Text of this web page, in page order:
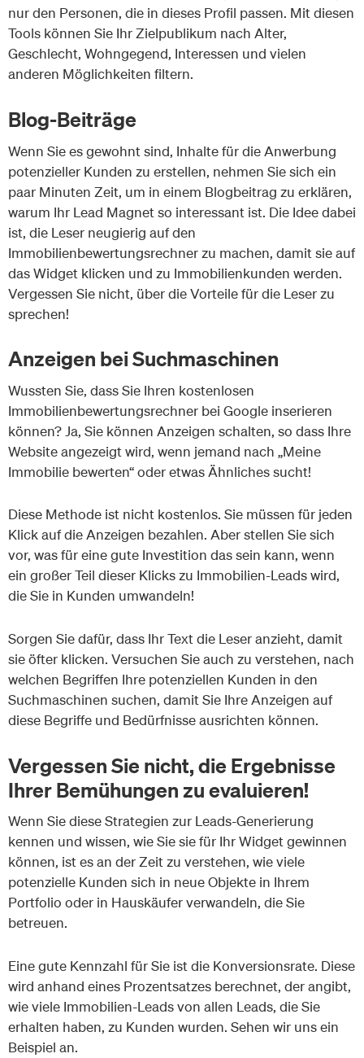
nur den Personen, die in dieses Profil passen. Mit diesen
Tools können Sie Ihr Zielpublikum nach Alter,
Geschlecht, Wohngegend, Interessen und vielen
anderen Möglichkeiten filtern.
Blog-Beiträge
Wenn Sie es gewohnt sind, Inhalte für die Anwerbung
potenzieller Kunden zu erstellen, nehmen Sie sich ein
paar Minuten Zeit, um in einem Blogbeitrag zu erklären,
warum Ihr Lead Magnet so interessant ist. Die Idee dabei
ist, die Leser neugierig auf den
Immobilienbewertungsrechner zu machen, damit sie auf
das Widget klicken und zu Immobilienkunden werden.
Vergessen Sie nicht, über die Vorteile für die Leser zu
sprechen!
Anzeigen bei Suchmaschinen
Wussten Sie, dass Sie Ihren kostenlosen
Immobilienbewertungsrechner bei Google inserieren
können? Ja, Sie können Anzeigen schalten, so dass Ihre
Website angezeigt wird, wenn jemand nach „Meine
Immobilie bewerten“ oder etwas Ähnliches sucht!
Diese Methode ist nicht kostenlos. Sie müssen für jeden
Klick auf die Anzeigen bezahlen. Aber stellen Sie sich
vor, was für eine gute Investition das sein kann, wenn
ein großer Teil dieser Klicks zu Immobilien-Leads wird,
die Sie in Kunden umwandeln!
Sorgen Sie dafür, dass Ihr Text die Leser anzieht, damit
sie öfter klicken. Versuchen Sie auch zu verstehen, nach
welchen Begriffen Ihre potenziellen Kunden in den
Suchmaschinen suchen, damit Sie Ihre Anzeigen auf
diese Begriffe und Bedürfnisse ausrichten können.
Vergessen Sie nicht, die Ergebnisse
Ihrer Bemühungen zu evaluieren!
Wenn Sie diese Strategien zur Leads-Generierung
kennen und wissen, wie Sie sie für Ihr Widget gewinnen
können, ist es an der Zeit zu verstehen, wie viele
potenzielle Kunden sich in neue Objekte in Ihrem
Portfolio oder in Hauskäufer verwandeln, die Sie
betreuen.
Eine gute Kennzahl für Sie ist die Konversionsrate. Diese
wird anhand eines Prozentsatzes berechnet, der angibt,
wie viele Immobilien-Leads von allen Leads, die Sie
erhalten haben, zu Kunden wurden. Sehen wir uns ein
Beispiel an.